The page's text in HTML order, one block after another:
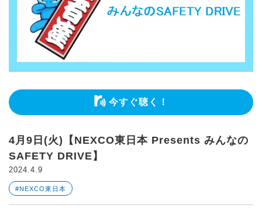
今すぐ聴く！
4月9日(火)【NEXCO東日本 Presents みんなの
SAFETY DRIVE】
2024.4.9
#NEXCO東日本